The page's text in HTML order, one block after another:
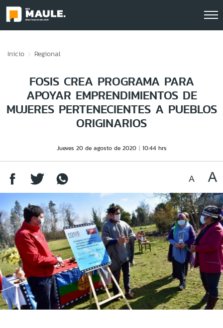
Inicio Regional
FOSIS CREA PROGRAMA PARA
APOYAR EMPRENDIMIENTOS DE
MUJERES PERTENECIENTES A PUEBLOS
ORIGINARIOS
Jueves 20 de agosto de 2020 10:44 hrs